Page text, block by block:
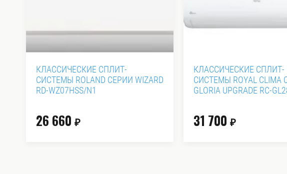
КЛАССИЧЕСКИЕ СПЛИТ-
СИСТЕМЫ ROLAND СЕРИИ WIZARD
RD-WZ07HSS/N1
26 660 ₽
КЛАССИЧЕСКИЕ СПЛИТ-
СИСТЕМЫ ROYAL CLIMA
GLORIA UPGRADE RC-
31 700 ₽